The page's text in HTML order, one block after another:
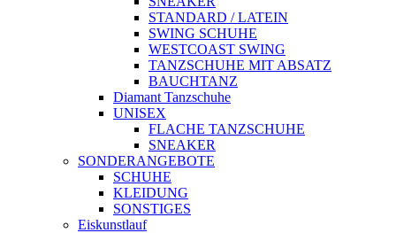
STANDARD / LATEIN
SWING SCHUHE
WESTCOAST SWING
TANZSCHUHE MIT ABSATZ
BAUCHTANZ
Diamant Tanzschuhe
UNISEX
FLACHE TANZSCHUHE
SNEAKER
SONDERANGEBOTE
SCHUHE
KLEIDUNG
SONSTIGES
Eiskunstlauf